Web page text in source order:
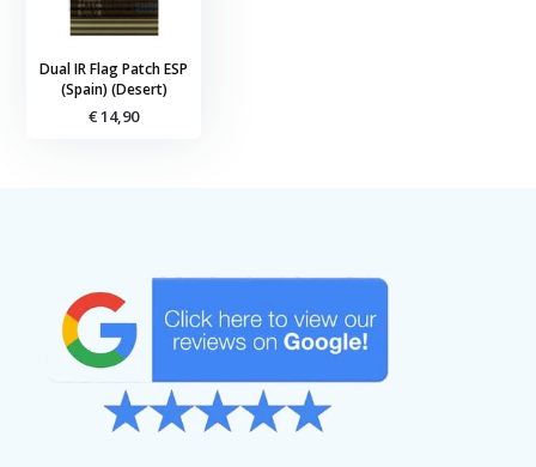
Dual IR Flag Patch ESP
(Spain) (Desert)
€ 14,90